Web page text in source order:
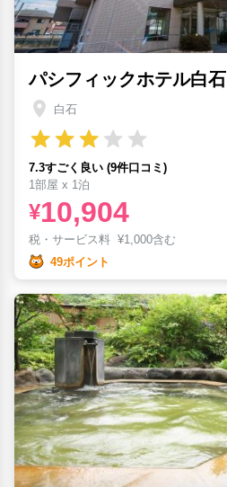
パシフィックホテル白石
白石
7.3すごく良い (9件口コミ)
1部屋 x 1泊
¥10,904
税・サービス料 ¥1,000含む
49ポイント